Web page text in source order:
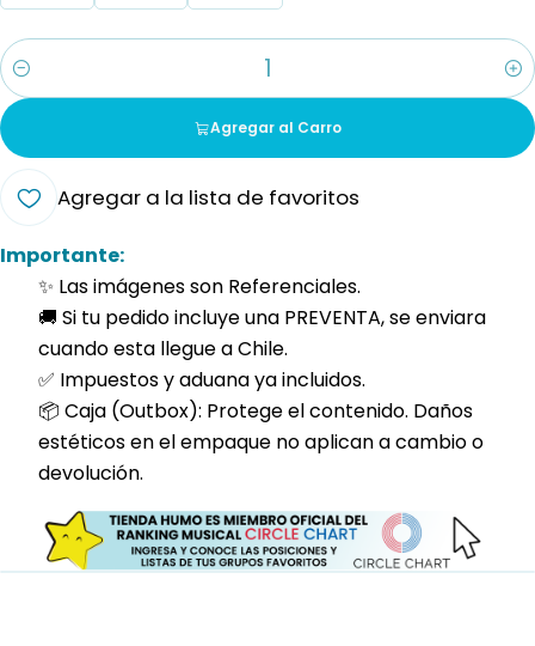
Cantidad
Agregar al Carro
Agregar a la lista de favoritos
Importante:
✨ Las imágenes son Referenciales.
🚚 Si tu pedido incluye una PREVENTA, se enviara
cuando esta llegue a Chile.
✅ Impuestos y aduana ya incluidos.
📦 Caja (Outbox): Protege el contenido. Daños
estéticos en el empaque no aplican a cambio o
devolución.